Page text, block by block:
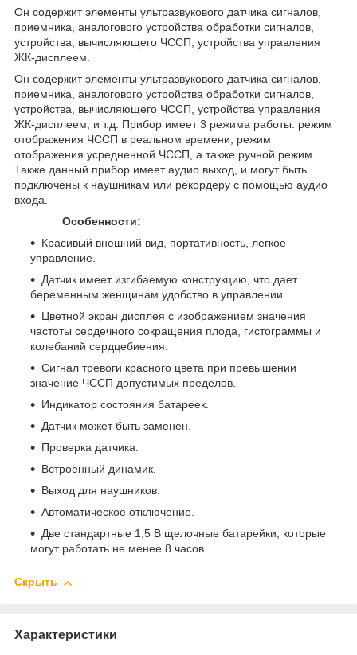
Он содержит элементы ультразвукового датчика сигналов,
приемника, аналогового устройства обработки сигналов,
устройства, вычисляющего ЧССП, устройства управления
ЖК-дисплеем.
Он содержит элементы ультразвукового датчика сигналов,
приемника, аналогового устройства обработки сигналов,
устройства, вычисляющего ЧССП, устройства управления
ЖК-дисплеем, и т.д. Прибор имеет 3 режима работы: режим
отображения ЧССП в реальном времени, режим
отображения усредненной ЧССП, а также ручной режим.
Также данный прибор имеет аудио выход, и могут быть
подключены к наушникам или рекордеру с помощью аудио
входа.
Особенности:
Красивый внешний вид, портативность, легкое
управление.
Датчик имеет изгибаемую конструкцию, что дает
беременным женщинам удобство в управлении.
Цветной экран дисплея с изображением значения
частоты сердечного сокращения плода, гистограммы и
колебаний сердцебиения.
Сигнал тревоги красного цвета при превышении
значение ЧССП допустимых пределов.
Индикатор состояния батареек.
Датчик может быть заменен.
Проверка датчика.
Встроенный динамик.
Выход для наушников.
Автоматическое отключение.
Две стандартные 1,5 В щелочные батарейки, которые
могут работать не менее 8 часов.
Скрыть
Характеристики